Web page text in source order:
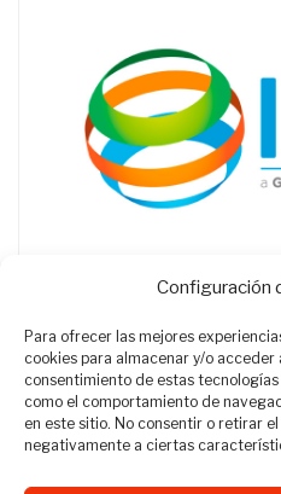
Configuración
Para ofrecer las mejores
cookies para almacenar y/o
consentimiento de estas
como el comportamiento de
en este sitio. No consentir o retirar
negativamente a ciertas